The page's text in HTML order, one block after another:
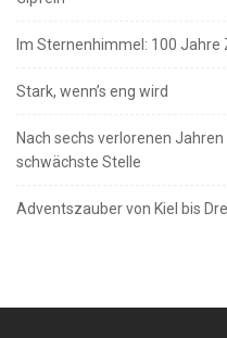
Im Sternenhimmel: 100
Stark, wenn’s eng wird
Nach sechs verlorenen
schwächste Stelle
Adventszauber von Kiel bis